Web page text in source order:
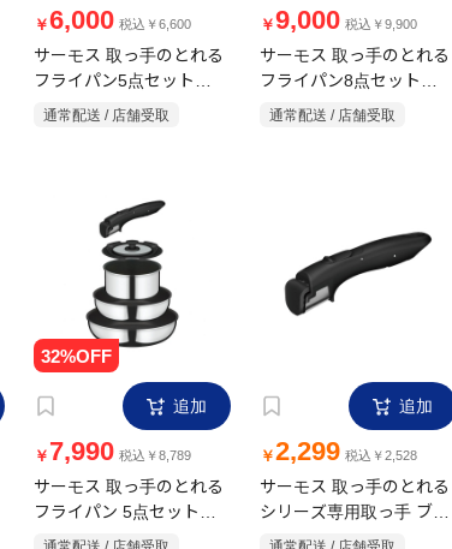
￥6,000 税込￥6,600
サーモス 取っ手のとれる
フライパン5点セット
ガス火専用
通常配送 / 店舗受取
￥9,000 税込￥9,900
サーモス 取っ手のとれる
フライパン8点セット
ガス火専用
通常配送 / 店舗受取
追加
￥ 7,990 税込￥8,789
サーモス 取っ手のとれる
フライパン 5点セット
通常配送 / 店舗受取
追加
￥ 2,299 税込￥2,528
サーモス 取っ手のとれる
シリーズ専用取っ手 ブラ
通常配送 / 店舗受取